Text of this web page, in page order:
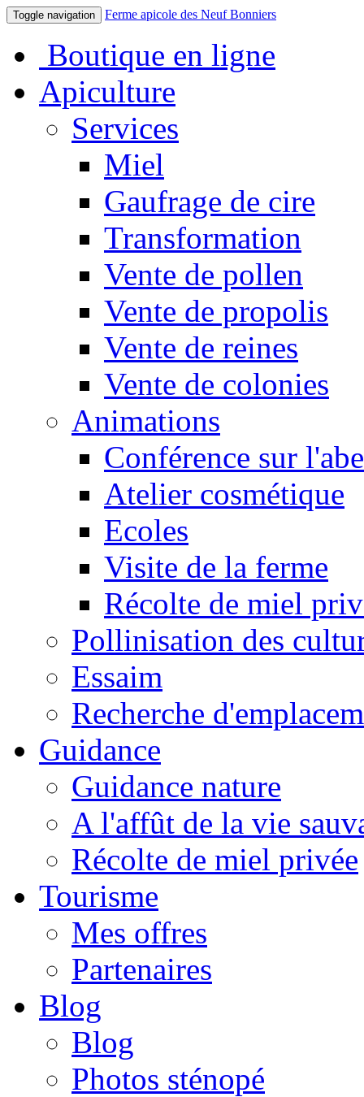
Toggle navigation Ferme apicole des Neuf Bonniers
Boutique en ligne
Apiculture
Services
Miel
Gaufrage de cire
Transformation
Vente de pollen
Vente de propolis
Vente de reines
Vente de colonies
Animations
Conférence sur
Atelier cosmétique
Ecoles
Visite de la ferme
Récolte de miel
Pollinisation des
Essaim
Recherche
Guidance
Guidance nature
A l'affût de la vie
Récolte de miel privée
Tourisme
Mes offres
Partenaires
Blog
Blog
Photos sténopé